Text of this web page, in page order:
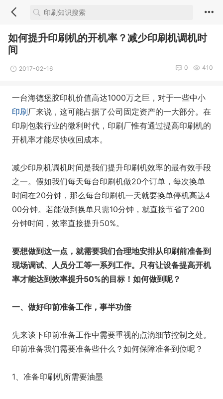
如何提升印刷机的开机率？减少印刷机调机时
间
2017-02-16 410
0
一台海德堡胶印机价值高达1000万之巨，对于一些中小
印刷厂来说，这可能占据了公司固定资产的一大部分。在
印刷包装行业的微利时代，印刷厂惟有通过提高印刷机的
开机率才能尽快收回成本。
减少印刷机调机时间是我们提升印刷机效率的最有效手段
之一。假如我们每天每台印刷机做20个订单，每次换单
时间在20分钟，那么每台印刷机一天就要换单停机高达4
00分钟。若能做到换单只需10分钟，就直接节省了200
分钟时间，效率直接提升50%。
要想做到这一点，就需要我们合理地安排从印刷前准备到
现场调试、人员分工等一系列工作。只有让设备提高开机
率才能达到效率提升50%的目标！如何做到呢？
一、做好印前准备工作，事半功倍
先来谈下印前准备工作中需要重视的点滴细节控制之处。
印前准备我们需要准备些什么？如何保障准备到位呢？
1、准备印刷机所需要油墨